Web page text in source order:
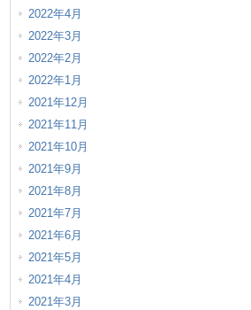
2022年4月
2022年3月
2022年2月
2022年1月
2021年12月
2021年11月
2021年10月
2021年9月
2021年8月
2021年7月
2021年6月
2021年5月
2021年4月
2021年3月